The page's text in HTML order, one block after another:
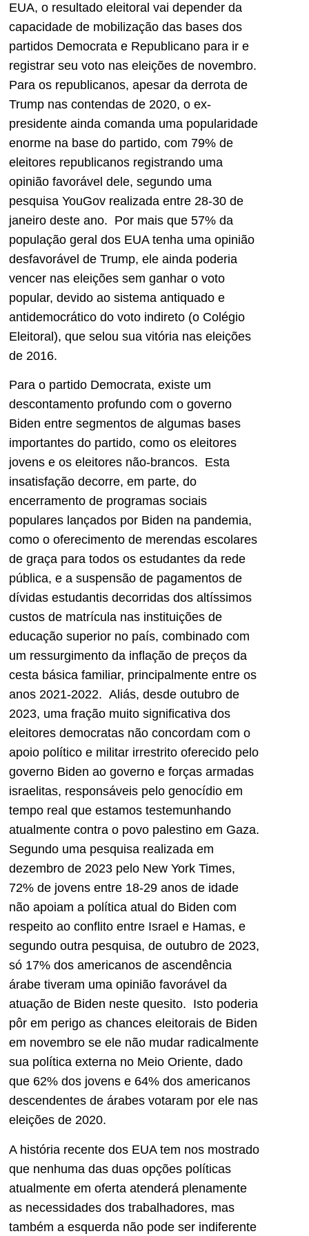
EUA, o resultado eleitoral vai depender da
capacidade de mobilização das bases dos
partidos Democrata e Republicano para ir e
registrar seu voto nas eleições de novembro.
Para os republicanos, apesar da derrota de
Trump nas contendas de 2020, o ex-
presidente ainda comanda uma popularidade
enorme na base do partido, com 79% de
eleitores republicanos registrando uma
opinião favorável dele, segundo uma
pesquisa YouGov realizada entre 28-30 de
janeiro deste ano. Por mais que 57% da
população geral dos EUA tenha uma opinião
desfavorável de Trump, ele ainda poderia
vencer nas eleições sem ganhar o voto
popular, devido ao sistema antiquado e
antidemocrático do voto indireto (o Colégio
Eleitoral), que selou sua vitória nas eleições
de 2016.
Para o partido Democrata, existe um
descontamento profundo com o governo
Biden entre segmentos de algumas bases
importantes do partido, como os eleitores
jovens e os eleitores não-brancos. Esta
insatisfação decorre, em parte, do
encerramento de programas sociais
populares lançados por Biden na pandemia,
como o oferecimento de merendas escolares
de graça para todos os estudantes da rede
pública, e a suspensão de pagamentos de
dívidas estudantis decorridas dos altíssimos
custos de matrícula nas instituições de
educação superior no país, combinado com
um ressurgimento da inflação de preços da
cesta básica familiar, principalmente entre os
anos 2021-2022. Aliás, desde outubro de
2023, uma fração muito significativa dos
eleitores democratas não concordam com o
apoio político e militar irrestrito oferecido pelo
governo Biden ao governo e forças armadas
israelitas, responsáveis pelo genocídio em
tempo real que estamos testemunhando
atualmente contra o povo palestino em Gaza.
Segundo uma pesquisa realizada em
dezembro de 2023 pelo New York Times,
72% de jovens entre 18-29 anos de idade
não apoiam a política atual do Biden com
respeito ao conflito entre Israel e Hamas, e
segundo outra pesquisa, de outubro de 2023,
só 17% dos americanos de ascendência
árabe tiveram uma opinião favorável da
atuação de Biden neste quesito. Isto poderia
pôr em perigo as chances eleitorais de Biden
em novembro se ele não mudar radicalmente
sua política externa no Meio Oriente, dado
que 62% dos jovens e 64% dos americanos
descendentes de árabes votaram por ele nas
eleições de 2020.
A história recente dos EUA tem nos mostrado
que nenhuma das duas opções políticas
atualmente em oferta atenderá plenamente
as necessidades dos trabalhadores, mas
também a esquerda não pode ser indiferente